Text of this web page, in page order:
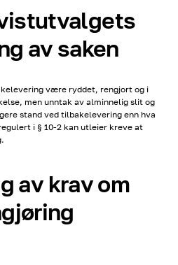
av saken
være ryddet, rengjort og i
men unntak av alminnelig slit og
stand ved tilbakelevering enn hva
i § 10-2 kan utleier kreve at
av krav om